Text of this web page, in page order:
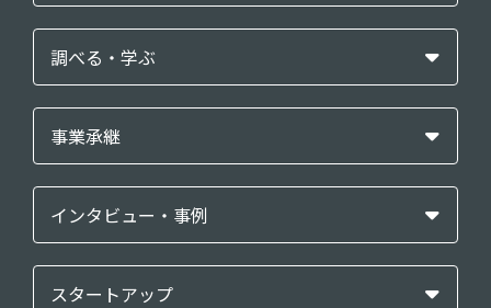
調べる・学ぶ
事業承継
インタビュー・事例
スタートアップ